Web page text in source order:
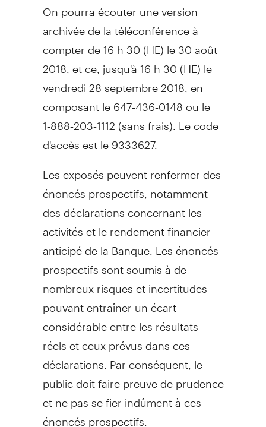
On pourra écouter une version
archivée de la téléconférence à
compter de 16 h 30 (HE) le 30 août
2018, et ce, jusqu'à 16 h 30 (HE) le
vendredi 28 septembre 2018, en
composant le 647‑436‑0148 ou le
1‑888‑203‑1112 (sans frais). Le code
d'accès est le 9333627.
Les exposés peuvent renfermer des
énoncés prospectifs, notamment
des déclarations concernant les
activités et le rendement financier
anticipé de la Banque. Les énoncés
prospectifs sont soumis à de
nombreux risques et incertitudes
pouvant entraîner un écart
considérable entre les résultats
réels et ceux prévus dans ces
déclarations. Par conséquent, le
public doit faire preuve de prudence
et ne pas se fier indûment à ces
énoncés prospectifs.